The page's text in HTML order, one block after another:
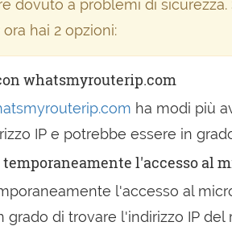
dovuto a problemi di sicurezza.
hai 2 opzioni:
whatsmyrouterip.com
ha modi più
IP e potrebbe essere in
l'accesso al
l'accesso al
grado di trovare l'indirizzo IP del